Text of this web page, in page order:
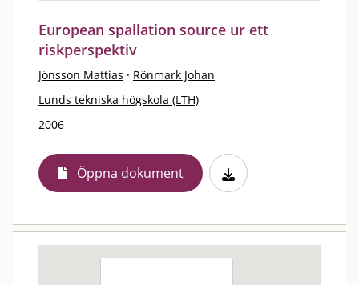
European spallation source ur ett
riskperspektiv
Jönsson Mattias · Rönmark Johan
Lunds tekniska högskola (LTH)
2006
Öppna dokument